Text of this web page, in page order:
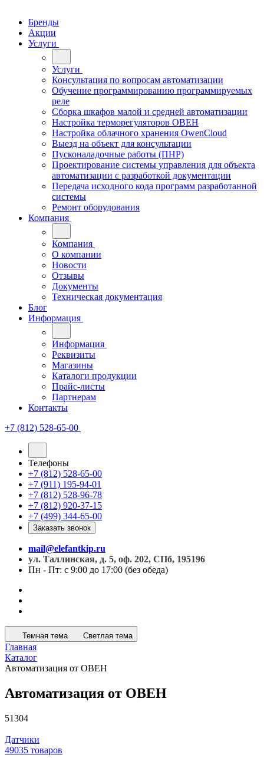
Бренды
Акции
Услуги
Услуги
Консультация по вопросам автоматизации
Обучение программированию программируемых
реле
Сборка шкафов малой и средней автоматизации
Настройка терморегуляторов ОВЕН
Настройка облачного хранения OwenCloud
Выезд на объект для консультации
Пусконаладочные работы (ПНР)
Проектирование системы управления для объекта
автоматизации с разработкой документации
Передача исходного кода программ разработанной
системы
Ремонт оборудования
Компания
Компания
О компании
Новости
Отзывы
Документы
Техническая документация
Блог
Информация
Информация
Реквизиты
Магазины
Каталоги продукции
Прайс-листы
Партнерам
Контакты
+7 (812) 528-65-00
Телефоны
+7 (812) 528-65-00
+7 (911) 195-94-01
+7 (812) 528-96-78
+7 (812) 920-37-15
+7 (499) 344-65-00
Заказать звонок
mail@elefantkip.ru
ул. Таллинская, д. 5, оф. 202, СПб, 195196
Пн - Пт: с 9:00 до 17:00 (без обеда)
Темная тема Светлая тема
Главная
Каталог
Автоматизация от ОВЕН
Автоматизация от ОВЕН
51304
Датчики
49035 товаров